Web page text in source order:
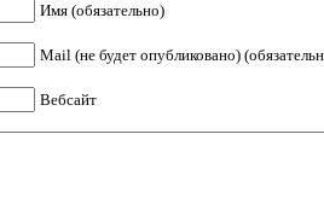
Имя (обязательно)
Mail (не будет опубликовано)
Вебсайт